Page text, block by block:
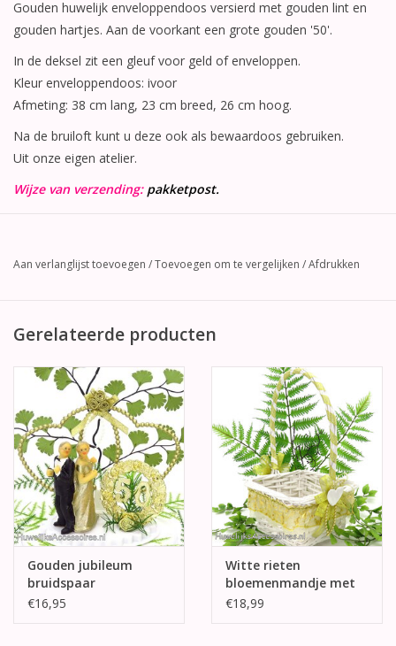
Gouden huwelijk enveloppendoos versierd met gouden lint en
gouden hartjes. Aan de voorkant een grote gouden '50'.
In de deksel zit een gleuf voor geld of enveloppen.
Kleur enveloppendoos: ivoor
Afmeting: 38 cm lang, 23 cm breed, 26 cm hoog.
Na de bruiloft kunt u deze ook als bewaardoos gebruiken.
Uit onze eigen atelier.
Wijze van verzending: pakketpost.
Aan verlanglijst toevoegen /Toevoegen om te vergelijken /Afdrukken
Gerelateerde producten
Gouden jubileum
bruidspaar
taarttopper
€16,95
Witte rieten
bloemenmandje met
goud versierd
€18,99